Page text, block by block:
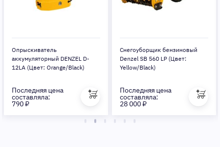
Опрыскиватель
аккумуляторный DENZEL D-
12LA (Цвет: Orange/Black)
Последняя цена
составляла:
790 ₽
Снегоуборщик бензиновый
Denzel SB 560 LP (Цвет:
Yellow/Black)
Последняя цена
составляла:
28 000 ₽